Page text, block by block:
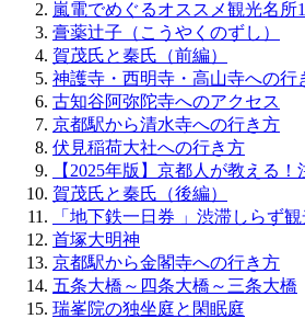
嵐電でめぐるオススメ観光名所
膏薬辻子（こうやくのずし）
賀茂氏と秦氏（前編）
神護寺・西明寺・高山寺への行
古知谷阿弥陀寺へのアクセス
京都駅から清水寺への行き方
伏見稲荷大社への行き方
【2025年版】京都人が教える
賀茂氏と秦氏（後編）
「地下鉄一日券 」渋滞しらず
首塚大明神
京都駅から金閣寺への行き方
五条大橋～四条大橋～三条大橋
瑞峯院の独坐庭と閑眠庭